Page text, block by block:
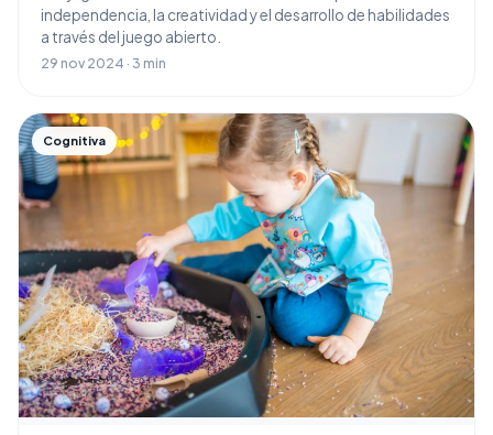
independencia, la creatividad y el desarrollo de habilidades
a través del juego abierto.
29 nov 2024 · 3 min
Cognitiva